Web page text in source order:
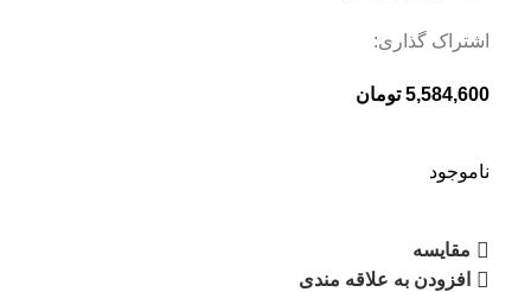
اشتراک گذاری:
5,584,600 تومان
ناموجود
مقایسه
افزودن به علاقه مندی